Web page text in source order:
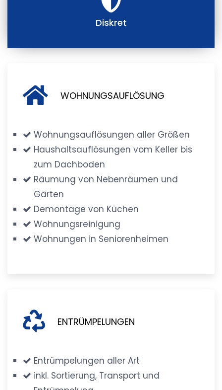
Diskret
WOHNUNGSAUFLÖSUNG
Wohnungsauflösungen aller Größen
Haushaltsauflösungen vom Keller bis
zum Dachboden
Räumung von Nebenräumen und
Gärten
Demontage von Küchen
Wohnungsreinigung
Wohnungen in Seniorenheimen
ENTRÜMPELUNGEN
Entrümpelungen aller Art
inkl. Sortierung, Transport und